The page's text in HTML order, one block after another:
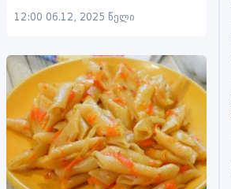
12:00 06.12, 2025 წელი